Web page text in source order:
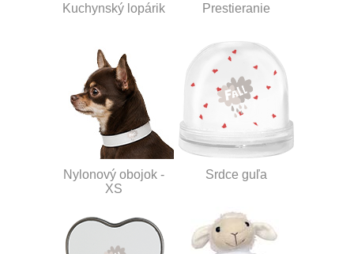
Kuchynský lopárik Prestieranie
Nylonový obojok -
XS
Srdce guľa